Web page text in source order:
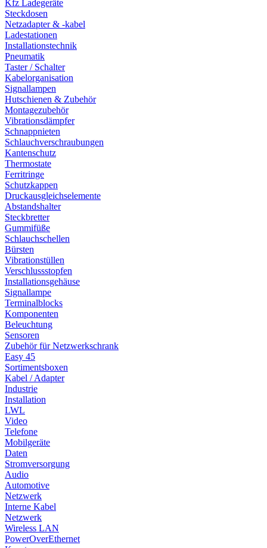
Kfz Ladegeräte
Steckdosen
Netzadapter & -kabel
Ladestationen
Installationstechnik
Pneumatik
Taster / Schalter
Kabelorganisation
Signallampen
Hutschienen & Zubehör
Montagezubehör
Vibrationsdämpfer
Schnappnieten
Schlauchverschraubungen
Kantenschutz
Thermostate
Ferritringe
Schutzkappen
Druckausgleichselemente
Abstandshalter
Steckbretter
Gummifüße
Schlauchschellen
Bürsten
Vibrationstüllen
Verschlussstopfen
Installationsgehäuse
Signallampe
Terminalblocks
Komponenten
Beleuchtung
Sensoren
Zubehör für Netzwerkschrank
Easy 45
Sortimentsboxen
Kabel / Adapter
Industrie
Installation
LWL
Video
Telefone
Mobilgeräte
Daten
Stromversorgung
Audio
Automotive
Netzwerk
Interne Kabel
Netzwerk
Wireless LAN
PowerOverEthernet